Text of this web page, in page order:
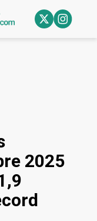
2025